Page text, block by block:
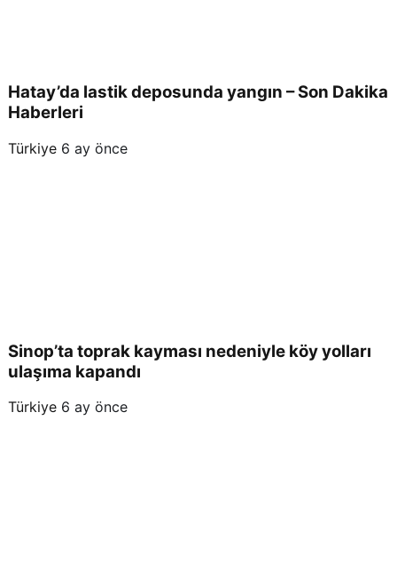
Hatay’da lastik deposunda yangın – Son Dakika
Haberleri
Türkiye 6 ay önce
Sinop’ta toprak kayması nedeniyle köy yolları
ulaşıma kapandı
Türkiye 6 ay önce